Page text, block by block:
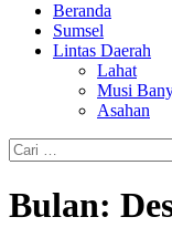
Beranda
Sumsel
Lintas Daerah
Lahat
Musi
Asahan
Cari
untuk:
Bulan: